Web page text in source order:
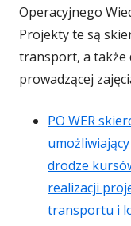
Operacyjnego
Projekty te są
transport, a także
prowadzącej
PO WER
drodze
realizacji
transportu i